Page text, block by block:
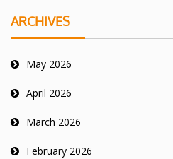
ARCHIVES
May 2026
April 2026
March 2026
February 2026